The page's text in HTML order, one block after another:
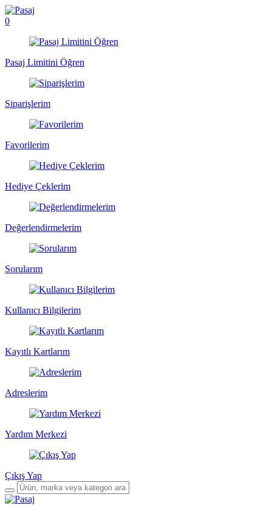
0
Pasaj Limitini Öğren
Siparişlerim
Favorilerim
Hediye Çeklerim
Değerlendirmelerim
Sorularım
Kullanıcı Bilgilerim
Kayıtlı Kartlarım
Adreslerim
Yardım Merkezi
Çıkış Yap